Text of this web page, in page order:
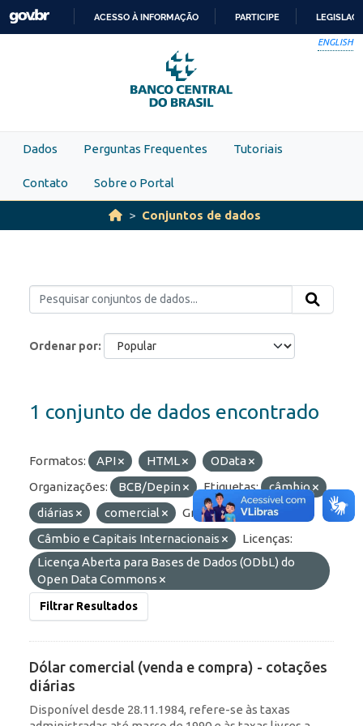
Skip to main content
PARA
O
CONTEÚDO
ACESSO À INFORMAÇÃO PARTICIPE
ENGLISH
Dados Perguntas Frequentes Tutoriais
Contato Sobre o Portal
Conjuntos de dados
Ordenar por
1 conjunto de dados encontrado
Formatos: API HTML
OData
Organizações:
BCB/Depin Etiquetas:
câmbio
diárias
comercial
Grupos:
Câmbio e Capitais Internacionais
Licenças:
Licença Aberta para Bases de Dados (ODbL) do
Open Data Commons
Filtrar Resultados
Dólar comercial (venda e compra) - cotações
diárias
Disponível desde 28.11.1984, refere-se às taxas